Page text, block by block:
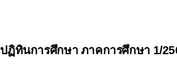
ปฏิทินการศึกษา ภาคการศึกษา 1/